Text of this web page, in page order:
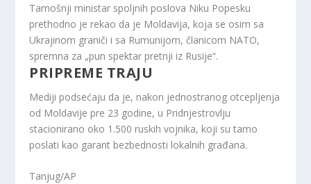
Tamošnji ministar spoljnih poslova Niku Popesku
prethodno je rekao da je Moldavija, koja se osim sa
Ukrajinom graniči i sa Rumunijom, članicom NATO,
spremna za „pun spektar pretnji iz Rusije“.
PRIPREME TRAJU
Mediji podsećaju da je, nakon jednostranog otcepljenja
od Moldavije pre 23 godine, u Pridnjestrovlju
stacionirano oko 1.500 ruskih vojnika, koji su tamo
poslati kao garant bezbednosti lokalnih građana.
Tanjug/AP